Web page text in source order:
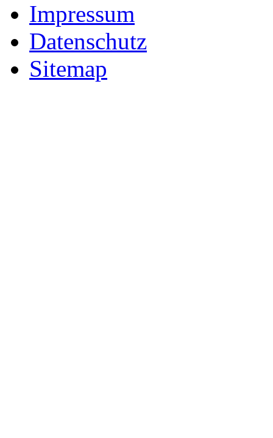
Impressum
Datenschutz
Sitemap